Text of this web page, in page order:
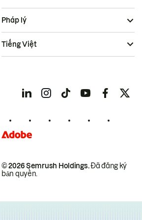
© 2026 Semrush Holdings.Đã đăng ký
bản quyền.
Pháp lý
Tiếng Việt